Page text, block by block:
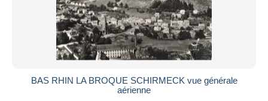
BAS RHIN LA BROQUE SCHIRMECK vue générale
aérienne